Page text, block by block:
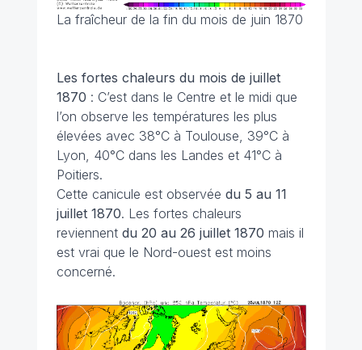
La fraîcheur de la fin du mois de juin 1870
Les fortes chaleurs du mois de juillet
1870 : C’est dans le Centre et le midi que
l’on observe les températures les plus
élevées avec 38°C à Toulouse, 39°C à
Lyon, 40°C dans les Landes et 41°C à
Poitiers.
Cette canicule est observée du 5 au 11
juillet 1870. Les fortes chaleurs
reviennent du 20 au 26 juillet 1870 mais il
est vrai que le Nord-ouest est moins
concerné.